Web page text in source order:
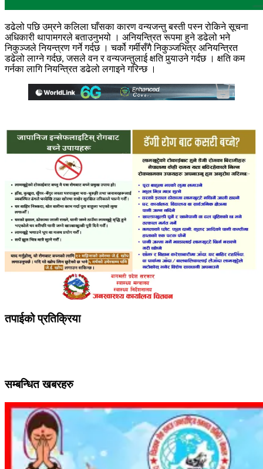
डढेलो पछि उम्रने कलिला घाँसका कारण वन्यजन्तु बस्ती पस्न रोकिने सूचना
अधिकारी थापामगरले बताउनुभयो । अनियन्त्रित रूपमा हुने डढेलो भने
निकुञ्जले नियन्त्रण गर्ने गर्दछ । चर्को गर्मीसँगै निकुञ्जभित्र अनियन्त्रित
डढेलो लाग्ने गर्दछ, जसले वन र वन्यजन्तुलाई क्षति पुर्‍याउने गर्दछ । क्षति कम
गर्नका लागि नियन्त्रित डढेलो लगाइने गरिन्छ ।
तपाईको प्रतिक्रिया
सम्बन्धित खबरहरु